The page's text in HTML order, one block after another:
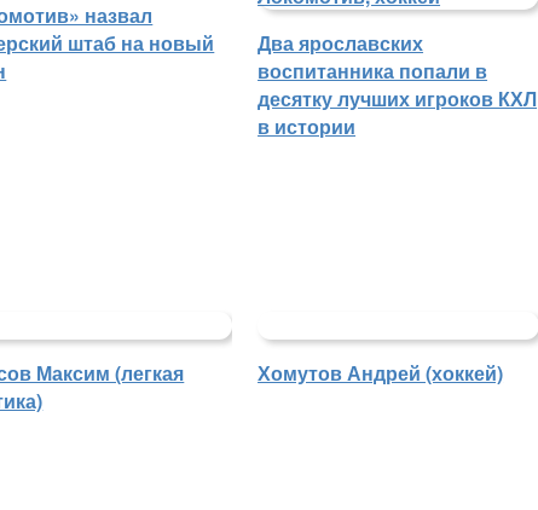
назвал
штаб на новый
Два ярославских
воспитанника попали в
десятку лучших игроков КХЛ
в истории
Максим (легкая
Хомутов Андрей (хоккей)